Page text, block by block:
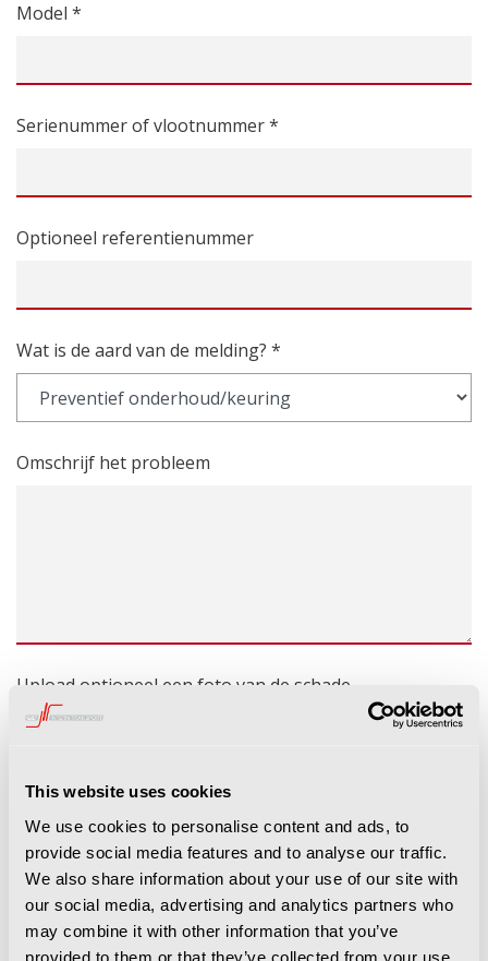
This website uses cookies
We use cookies to personalise content and ads, to
provide social media features and to analyse our traffic.
We also share information about your use of our site with
our social media, advertising and analytics partners who
may combine it with other information that you’ve
provided to them or that they’ve collected from your use
Model *
Serienummer of vlootnummer *
Optioneel referentienummer
Wat is de aard van de melding? *
Omschrijf het probleem
Upload optioneel een foto van de schade
MELDING AFRONDEN